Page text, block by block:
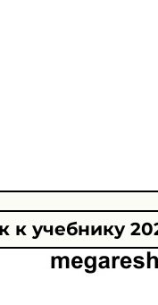
к учебнику